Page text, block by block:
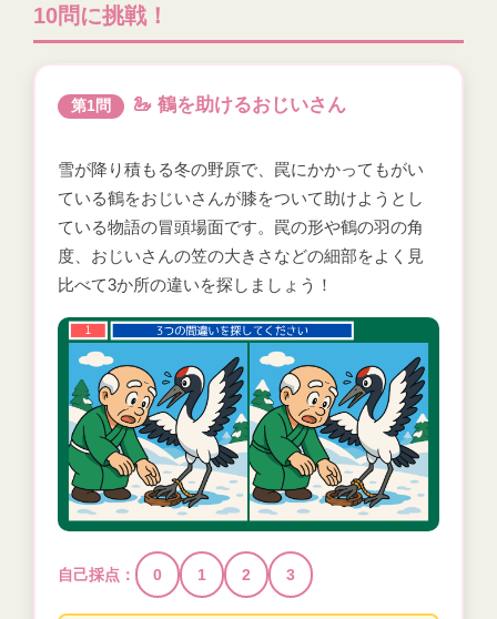
10問に挑戦！
第1問 🦢 鶴を助けるおじいさん
雪が降り積もる冬の野原で、罠にかかってもがい
ている鶴をおじいさんが膝をついて助けようとし
ている物語の冒頭場面です。罠の形や鶴の羽の角
度、おじいさんの笠の大きさなどの細部をよく見
比べて3か所の違いを探しましょう！
自己採点： 0 1 2 3